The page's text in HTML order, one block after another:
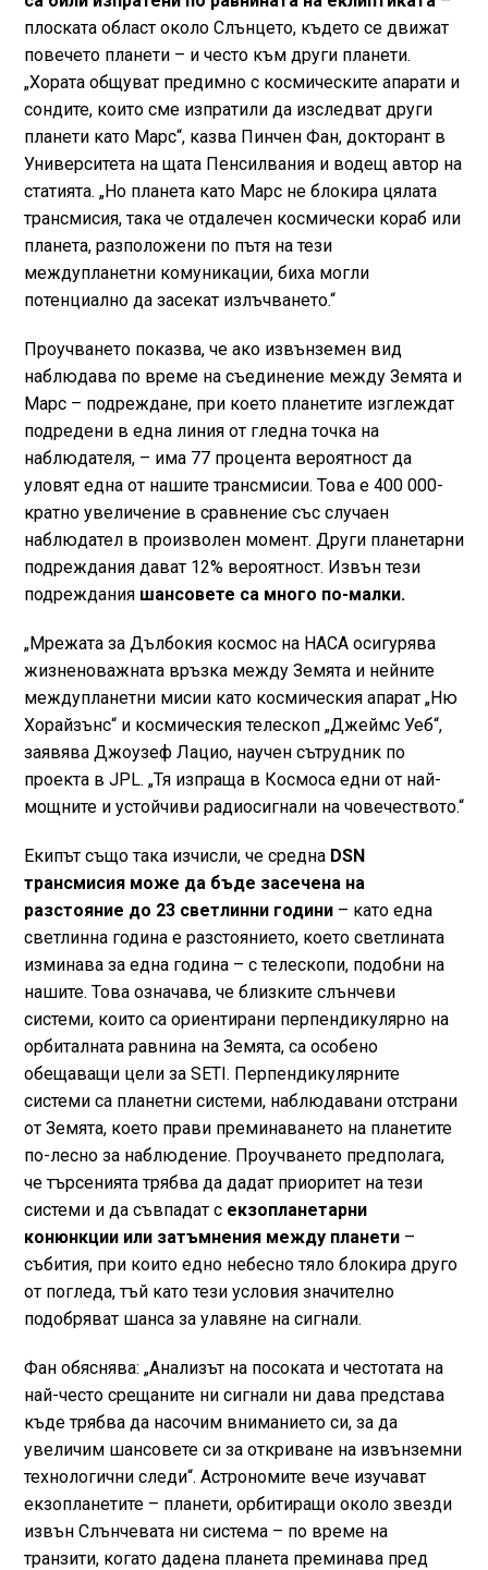
плоската област около Слънцето, където се движат
повечето планети – и често към други планети.
„Хората общуват предимно с космическите апарати и
сондите, които сме изпратили да изследват други
планети като Марс“, казва Пинчен Фан, докторант в
Университета на щата Пенсилвания и водещ автор на
статията. „Но планета като Марс не блокира цялата
трансмисия, така че отдалечен космически кораб или
планета, разположени по пътя на тези
междупланетни комуникации, биха могли
потенциално да засекат излъчването.“
Проучването показва, че ако извънземен вид
наблюдава по време на съединение между Земята и
Марс – подреждане, при което планетите изглеждат
подредени в една линия от гледна точка на
наблюдателя, – има 77 процента вероятност да
уловят една от нашите трансмисии. Това е 400 000-
кратно увеличение в сравнение със случаен
наблюдател в произволен момент. Други планетарни
подреждания дават 12% вероятност. Извън тези
подреждания шансовете са много по-малки.
„Мрежата за Дълбокия космос на НАСА осигурява
жизненоважната връзка между Земята и нейните
междупланетни мисии като космическия апарат „Ню
Хорайзънс“ и космическия телескоп „Джеймс Уеб“,
заявява Джоузеф Лацио, научен сътрудник по
проекта в JPL. „Тя изпраща в Космоса едни от най-
мощните и устойчиви радиосигнали на човечеството.“
Екипът също така изчисли, че средна DSN
трансмисия може да бъде засечена на
разстояние до 23 светлинни години– като една
светлинна година е разстоянието, което светлината
изминава за една година – с телескопи, подобни на
нашите. Това означава, че близките слънчеви
системи, които са ориентирани перпендикулярно на
орбиталната равнина на Земята, са особено
обещаващи цели за SETI. Перпендикулярните
системи са планетни системи, наблюдавани отстрани
от Земята, което прави преминаването на планетите
по-лесно за наблюдение. Проучването предполага,
че търсенията трябва да дадат приоритет на тези
системи и да съвпадат с екзопланетарни
конюнкции или затъмнения между планети–
събития, при които едно небесно тяло блокира друго
от погледа, тъй като тези условия значително
подобряват шанса за улавяне на сигнали.
Фан обяснява: „Анализът на посоката и честотата на
най-често срещаните ни сигнали ни дава представа
къде трябва да насочим вниманието си, за да
увеличим шансовете си за откриване на извънземни
технологични следи“. Астрономите вече изучават
екзопланетите – планети, орбитиращи около звезди
извън Слънчевата ни система – по време на
транзити, когато дадена планета преминава пред